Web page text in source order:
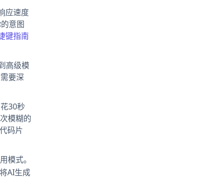
应速度
意图
键指南
高级模
要深
30秒
模糊的
码片
模式。
AI生成